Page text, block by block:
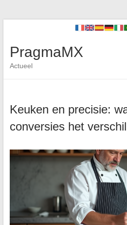
PragmaMX
Actueel
Keuken en precisie:
conversies het